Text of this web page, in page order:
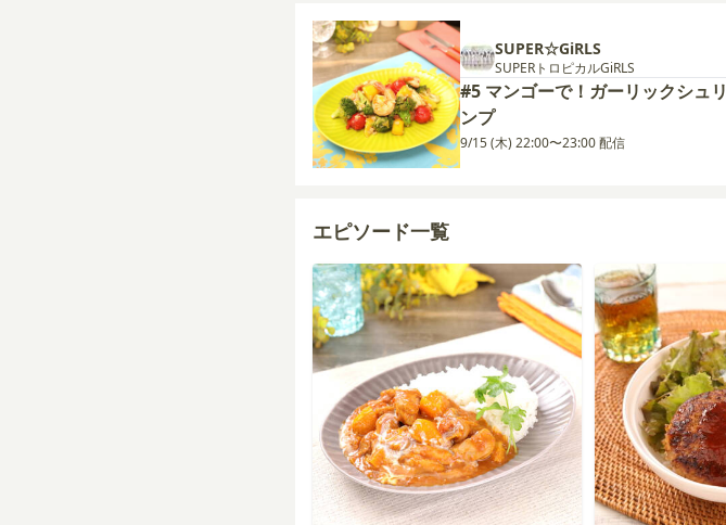
SUPER☆GiRLS
SUPERトロピカルGiRLS
#5 マンゴーで！ガーリックシュリ
ンプ
9/15 (木) 22:00〜23:00 配信
エピソード一覧